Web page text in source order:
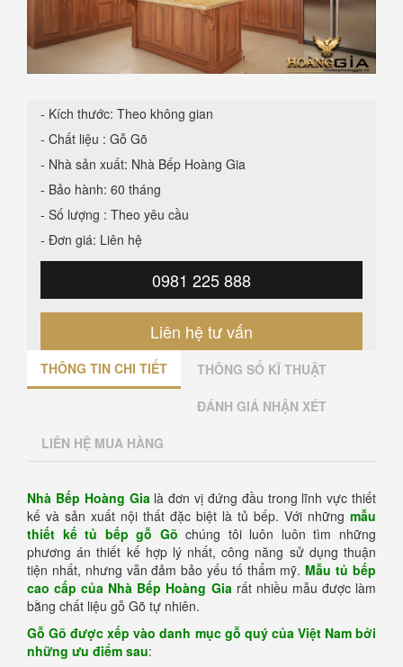
- Kích thước: Theo không gian
- Chất liệu : Gỗ Gõ
- Nhà sản xuất: Nhà Bếp Hoàng Gia
- Bảo hành: 60 tháng
- Số lượng : Theo yêu cầu
- Đơn giá: Liên hệ
0981 225 888
Liên hệ tư vấn
THÔNG TIN CHI TIẾT THÔNG SỐ KĨ THUẬT
ĐÁNH GIÁ NHẬN XÉT
LIÊN HỆ MUA HÀNG
Nhà Bếp Hoàng Gia là đơn vị đứng đầu trong lĩnh vực thiết
kế và sản xuất nội thất đặc biệt là tủ bếp. Với những mẫu
thiết kếtủ bếp gỗ Gõ chúng tôi luôn luôn tìm những
phương án thiết kế hợp lý nhất, công năng sử dụng thuận
tiện nhất, nhưng vẫn đảm bảo yếu tố thẩm mỹ. Mẫu tủ bếp
cao cấp của Nhà Bếp Hoàng Gia rất nhiều mẫu được làm
bằng chất liệu gỗ Gõ tự nhiên.
Gỗ Gõ được xếp vào danh mục gỗ quý của Việt Nam bởi
những ưu điểm sau: